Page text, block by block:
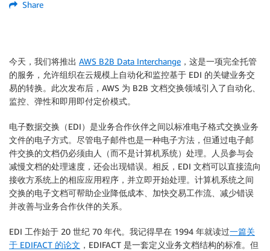
Share
今天，我们将推出 AWS B2B Data Interchange ，这是一项完全托管
的服务，允许组织在云规模上自动化和监控基于 EDI 的关键业务交
易的转换。此次发布后，AWS 为 B2B 文档交换领域引入了自动化、
监控、弹性和即用即付定价模式。
电子数据交换（EDI）是业务合作伙伴之间以标准电子格式交换业务
文件的电子方式。尽管电子邮件也是一种电子方法，但通过电子邮
件交换的文档仍必须由人（而不是计算机系统）处理。人员参与会
减慢文档的处理速度，还会出现错误。相反，EDI 文档可以直接流向
接收方系统上的相应应用程序，并立即开始处理。计算机系统之间
交换的电子文档可帮助企业降低成本、加快交易工作流、减少错误
并改善与业务合作伙伴的关系。
EDI 工作始于 20 世纪 70 年代。我记得早在 1994 年就读过一篇关
于 EDIFACT 的论文 ，EDIFACT 是一套定义业务文档结构的标准。但